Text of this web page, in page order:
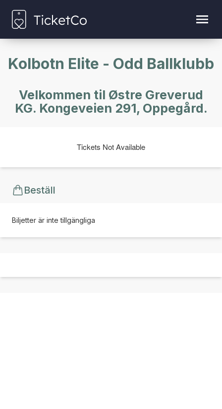
Kolbotn Elite - Odd Ballklubb
Velkommen til Østre Greverud
KG. Kongeveien 291, Oppegård.
Tickets Not Available
Beställ
Biljetter är inte tillgängliga